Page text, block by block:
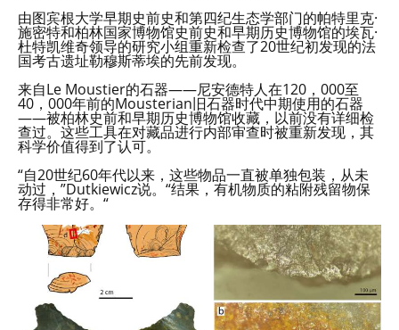
由图宾根大学早期史前史和第四纪生态学部门的帕特里克·
施密特和柏林国家博物馆史前史和早期历史博物馆的埃瓦·
杜特凯维奇领导的研究小组重新检查了20世纪初发现的法
国考古遗址勒穆斯蒂埃的先前发现。
来自Le Moustier的石器——尼安德特人在120，000至
40，000年前的Mousterian旧石器时代中期使用的石器
——被柏林史前和早期历史博物馆收藏，以前没有详细检
查过。这些工具在对藏品进行内部审查时被重新发现，其
科学价值得到了认可。
“自20世纪60年代以来，这些物品一直被单独包装，从未
动过，”Dutkiewicz说。“结果，有机物质的粘附残留物保
存得非常好。“